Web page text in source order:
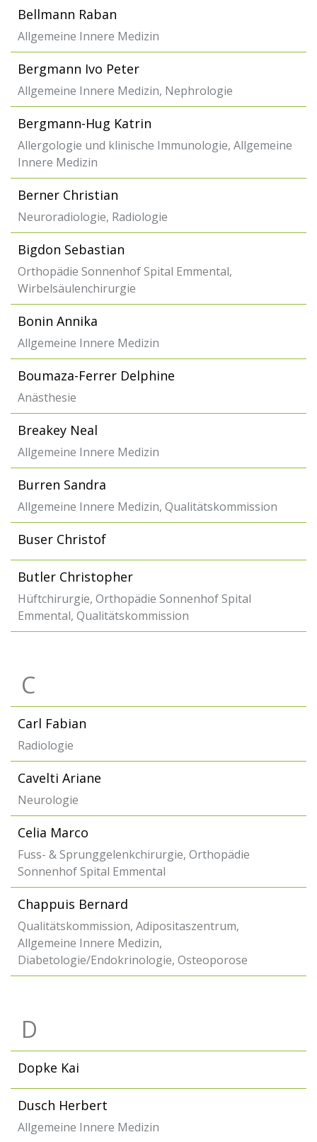
Bellmann Raban
Allgemeine Innere Medizin
Bergmann Ivo Peter
Allgemeine Innere Medizin, Nephrologie
Bergmann-Hug Katrin
Allergologie und klinische Immunologie, Allgemeine
Innere Medizin
Berner Christian
Neuroradiologie, Radiologie
Bigdon Sebastian
Orthopädie Sonnenhof Spital Emmental,
Wirbelsäulenchirurgie
Bonin Annika
Allgemeine Innere Medizin
Boumaza-Ferrer Delphine
Anästhesie
Breakey Neal
Allgemeine Innere Medizin
Burren Sandra
Allgemeine Innere Medizin, Qualitätskommission
Buser Christof
Butler Christopher
Hüftchirurgie, Orthopädie Sonnenhof Spital
Emmental, Qualitätskommission
C
Carl Fabian
Radiologie
Cavelti Ariane
Neurologie
Celia Marco
Fuss- & Sprunggelenkchirurgie, Orthopädie
Sonnenhof Spital Emmental
Chappuis Bernard
Qualitätskommission, Adipositaszentrum,
Allgemeine Innere Medizin,
Diabetologie/Endokrinologie, Osteoporose
D
Dopke Kai
Dusch Herbert
Allgemeine Innere Medizin